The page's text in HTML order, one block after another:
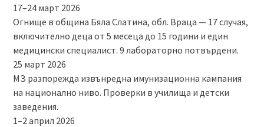
17–24 март 2026
Огнище в община Бяла Слатина, обл. Враца — 17 случая,
включително деца от 5 месеца до 15 години и един
медицински специалист. 9 лабораторно потвърдени.
25 март 2026
МЗ разпорежда извънредна имунизационна кампания
на национално ниво. Проверки в училища и детски
заведения.
1–2 април 2026